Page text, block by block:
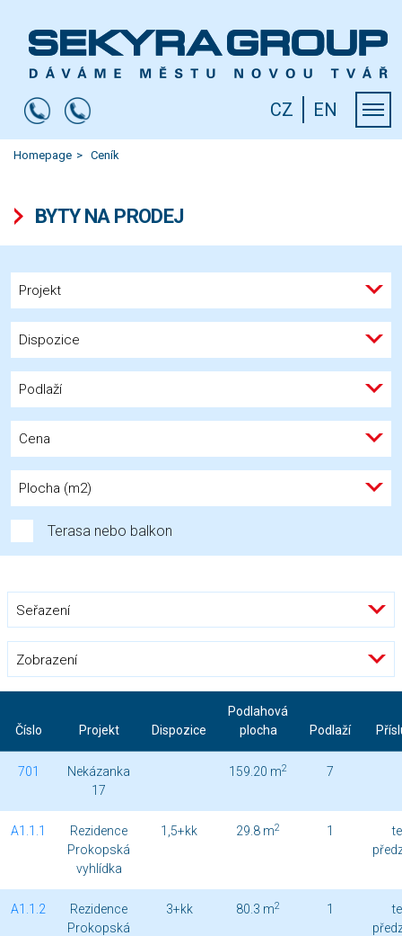
CZ EN
Homepage Ceník
BYTY NA PRODEJ
Projekt
Dispozice
Podlaží
Cena
Plocha (m2)
Terasa nebo balkon
Seřazení
Zobrazení
Číslo Projekt Dispozice
Podlahová
plocha
Podlaží
701
Nekázanka
17
159.20 m2 7
A1.1.1
Rezidence
Prokopská
vyhlídka
1,5+kk 29.8 m2 1
A1.1.2
Rezidence
Prokopská
3+kk 80.3 m2 1